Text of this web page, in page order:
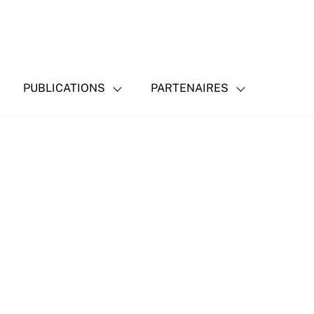
PUBLICATIONS PARTENAIRES